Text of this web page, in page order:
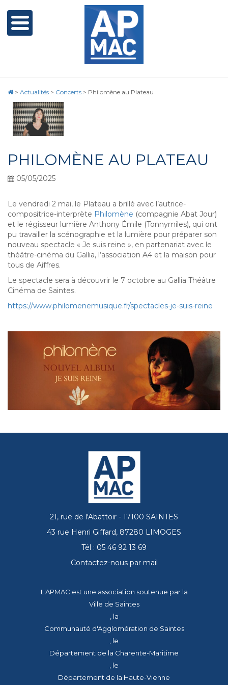
> Actualités > Concerts > Philomène au Plateau
PHILOMÈNE AU PLATEAU
05/05/2025
Le vendredi 2 mai, le Plateau a brillé avec l’autrice-
compositrice-interprète Philomène (compagnie Abat Jour)
et le régisseur lumière Anthony Émile (Tonnymiles), qui ont
pu travailler la scénographie et la lumière pour préparer son
nouveau spectacle « Je suis reine », en partenariat avec le
théâtre-cinéma du Gallia, l’association A4 et la maison pour
tous de Aiffres.
Le spectacle sera à découvrir le 7 octobre au Gallia Théâtre
Cinéma de Saintes.
https://www.philomenemusique.fr/spectacles-je-suis-reine
21, rue de l'Abattoir - 17100 SAINTES
43 rue Henri Giffard, 87280 LIMOGES
Tél : 05 46 92 13 69
Contactez-nous par mail
L'APMAC est une association soutenue par la
Ville de Saintes
, la
Communauté d'Agglomération de Saintes
, le
Département de la Charente-Maritime
, le
Département de la Haute-Vienne